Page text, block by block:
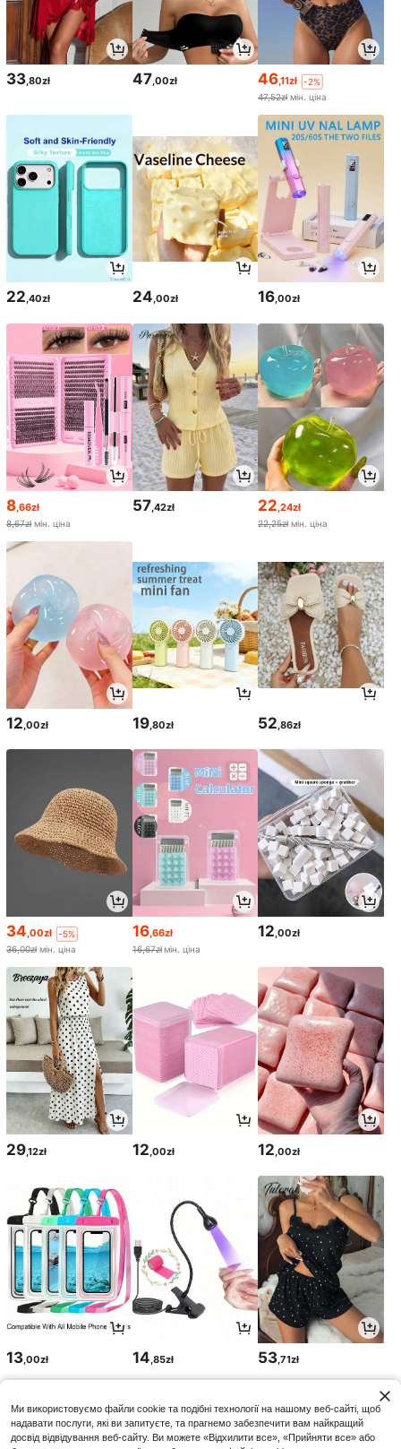
33,80zł 47,00zł 46,11zł
-2%
47,52zł мін. ціна
22,40zł 24,00zł 16,00zł
8 ,66zł
8,67zł мін. ціна
57 ,42zł 22 ,24zł
22,25zł мін. ціна
12,00zł 19,80zł 52,86zł
34,00zł
-5%
36,00zł мін. ціна
16,66zł
16,67złмін. ціна
12,00zł
29,12zł 12 ,00zł 12 ,00zł
13 ,00zł 14 ,85zł 53 ,71zł
Ми використовуємо файли cookie та подібні технології на нашому веб-сайті, щоб
надавати послуги, які ви запитуєте, та прагнемо забезпечити вам найкращий
досвід відвідування веб-сайту. Ви можете «Відхилити все», «Прийняти все» або